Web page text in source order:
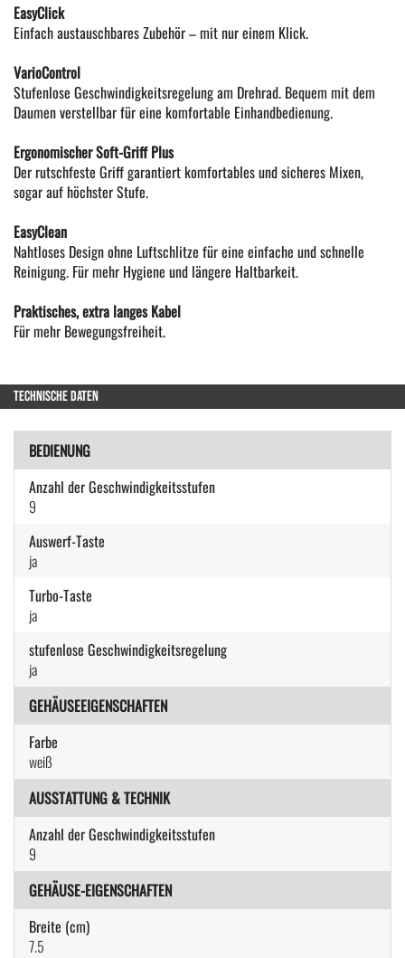
EasyClick
Einfach austauschbares Zubehör – mit nur einem Klick.
VarioControl
Stufenlose Geschwindigkeitsregelung am Drehrad. Bequem mit dem
Daumen verstellbar für eine komfortable Einhandbedienung.
Ergonomischer Soft-Griff Plus
Der rutschfeste Griff garantiert komfortables und sicheres Mixen,
sogar auf höchster Stufe.
EasyClean
Nahtloses Design ohne Luftschlitze für eine einfache und schnelle
Reinigung. Für mehr Hygiene und längere Haltbarkeit.
Praktisches, extra langes Kabel
Für mehr Bewegungsfreiheit.
TECHNISCHE DATEN
BEDIENUNG
Anzahl der Geschwindigkeitsstufen
9
Auswerf-Taste
ja
Turbo-Taste
ja
stufenlose Geschwindigkeitsregelung
ja
GEHÄUSEEIGENSCHAFTEN
Farbe
weiß
AUSSTATTUNG & TECHNIK
Anzahl der Geschwindigkeitsstufen
9
GEHÄUSE-EIGENSCHAFTEN
Breite (cm)
7.5